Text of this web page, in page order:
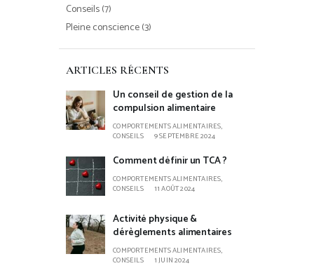
Conseils(7)
Pleine conscience(3)
ARTICLES RÉCENTS
Un conseil de gestion de la
compulsion alimentaire
COMPORTEMENTS ALIMENTAIRES,
CONSEILS
9 SEPTEMBRE 2024
Comment définir un TCA ?
COMPORTEMENTS ALIMENTAIRES,
CONSEILS
11 AOÛT 2024
Activité physique &
dérèglements alimentaires
COMPORTEMENTS ALIMENTAIRES,
CONSEILS
1 JUIN 2024